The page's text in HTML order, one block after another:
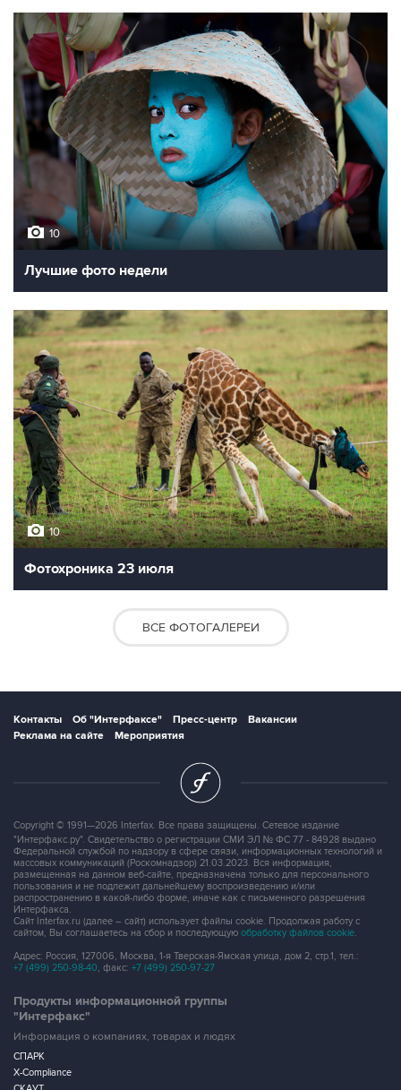
10
Лучшие фото недели
10
Фотохроника 23 июля
ВСЕ ФОТОГАЛЕРЕИ
Контакты Об "Интерфаксе" Пресс-центр
Вакансии
Реклама на сайте
Мероприятия
Copyright © 1991—2026 Interfax. Все права защищены. Сетевое издание
"Интерфакс.ру". Свидетельство о регистрации СМИ ЭЛ № ФС 77 - 84928 выдано
Федеральной службой по надзору в сфере связи, информационных технологий и
массовых коммуникаций (Роскомнадзор) 21.03.2023. Вся информация,
размещенная на данном веб-сайте, предназначена только для персонального
пользования и не подлежит дальнейшему воспроизведению и/или
распространению в какой-либо форме, иначе как с письменного разрешения
Интерфакса.
Сайт Interfax.ru (далее – сайт) использует файлы cookie. Продолжая работу с
сайтом, Вы соглашаетесь на сбор и последующую обработку файлов cookie.
Адрес: Россия, 127006, Москва, 1-я Тверская-Ямская улица, дом 2, стр.1, тел.:
+7 (499) 250-98-40, факс: +7 (499) 250-97-27
Продукты информационной группы
"Интерфакс"
Информация о компаниях, товарах и людях
СПАРК
X-Compliance